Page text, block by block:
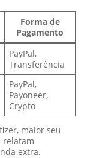
Forma de
Pagamento
PayPal,
Transferência
PayPal,
Payoneer,
Crypto
maior seu
relatam
extra.